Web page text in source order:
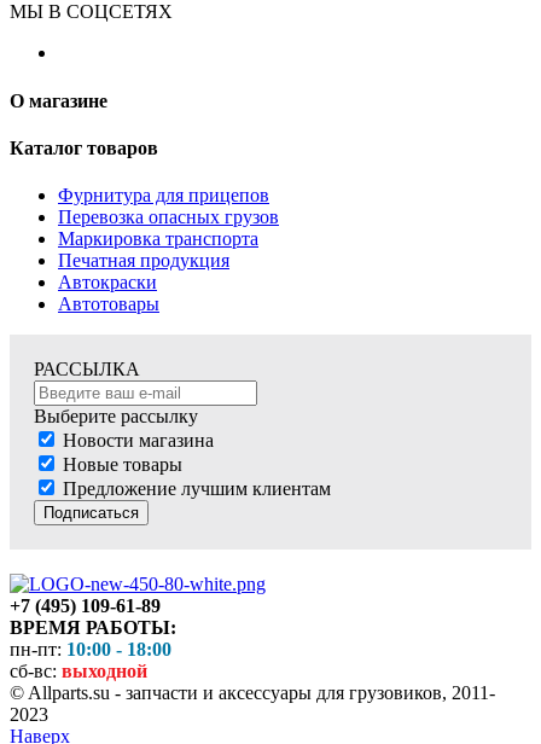
МЫ В СОЦСЕТЯХ
О магазине
Каталог товаров
Фурнитура для прицепов
Перевозка опасных грузов
Маркировка транспорта
Печатная продукция
Автокраски
Автотовары
РАССЫЛКА
Выберите рассылку
Новости магазина
Новые товары
Предложение лучшим клиентам
Подписаться
+7 (495) 109-61-89
ВРЕМЯ РАБОТЫ:
пн-пт: 10:00 - 18:00
сб-вс: выходной
© Allparts.su - запчасти и аксессуары для грузовиков, 2011-
2023
Наверх